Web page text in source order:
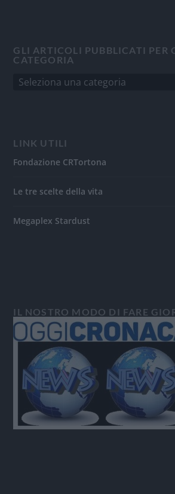
GLI ARTICOLI PUBBLICATI PER
CATEGORIA
LINK UTILI
Fondazione CRTortona
Le tre scelte della vita
Megaplex Stardust
IL NOSTRO MODO DI FARE